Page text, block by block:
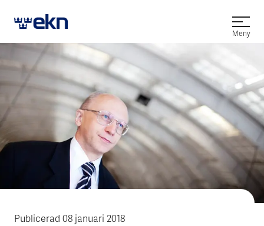
Öppna
Meny
Publicerad 08 januari 2018